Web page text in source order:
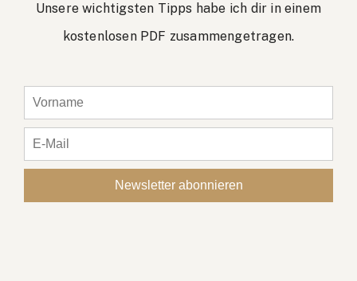
Unsere wichtigsten Tipps habe ich dir in einem
kostenlosen PDF zusammengetragen.